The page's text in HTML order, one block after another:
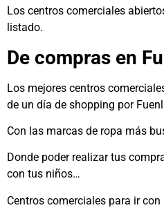
Los centros comerciales
listado.
De compras en
Los mejores centros
de un día de shopping por
Con las marcas de ropa más
Donde poder realizar tus
con tus niños…
Centros comerciales para ir